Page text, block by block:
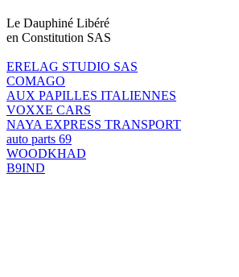
Le Dauphiné Libéré
en Constitution SAS
ERELAG STUDIO SAS
COMAGO
AUX PAPILLES ITALIENNES
VOXXE CARS
NAYA EXPRESS TRANSPORT
auto parts 69
WOODKHAD
B9IND